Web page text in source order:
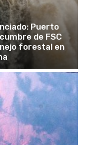
Puerto
de FSC
forestal en